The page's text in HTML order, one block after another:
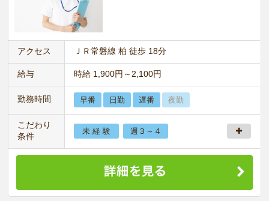
アクセス ＪＲ常磐線 柏 徒歩 18分
給与 時給 1,900円～2,100円
勤務時間 早番 日勤 遅番 夜勤
こだわり
条件
未 経 験 週３～４